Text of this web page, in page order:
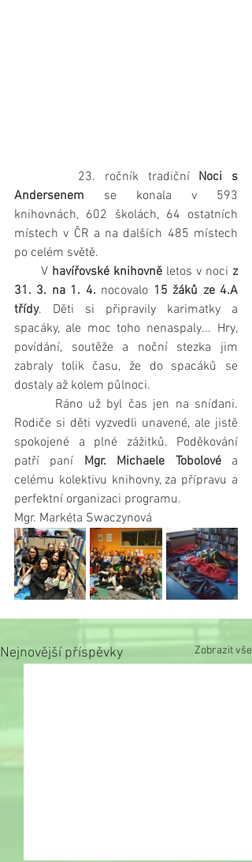
       23. ročník tradiční
Noci s
Andersenem se konala v 593
knihovnách, 602 školách, 64 ostatních
místech v ČR a na dalších 485 místech
po celém světě.
       V
havířovské knihovně letos v noci z
31. 3. na 1. 4. nocovalo 15 žáků ze 4.A
třídy. Děti si připravily karimatky a
spacáky, ale moc toho nenaspaly... Hry,
povídání, soutěže a noční stezka jim
zabraly tolik času, že do spacáků se
dostaly až kolem půlnoci.
Rodiče si děti vyzvedli unavené, ale jistě
spokojené a plné zážitků. Poděkování
patří paní Mgr. Michaele Tobolové a
celému kolektivu knihovny, za přípravu a
perfektní organizaci programu.
Mgr. Markéta Swaczynová
Nejnovější příspěvky Zobrazit vše